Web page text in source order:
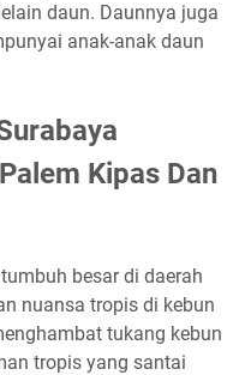
daun. Daunnya juga
anak-anak daun
Kipas Dan
besar di daerah
nuansa tropis di kebun
tukang kebun
tropis yang santai